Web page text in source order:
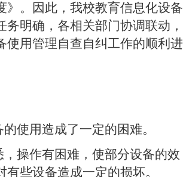
》。因此，我校教育信息化设备
明确，各相关部门协调联动，
使用管理自查自纠工作的顺利进
使用造成了一定的困难。
操作有困难，使部分设备的效
些设备造成一定的损坏。